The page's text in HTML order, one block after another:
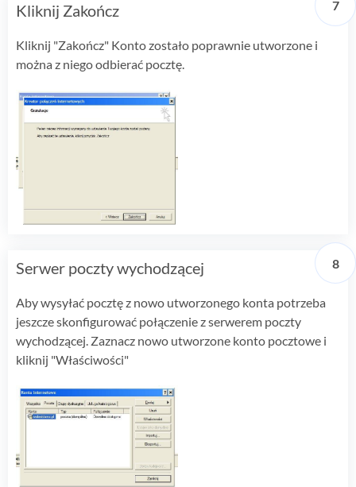
Kliknij Zakończ
Kliknij "Zakończ" Konto zostało poprawnie utworzone i
można z niego odbierać pocztę.
Serwer poczty wychodzącej
Aby wysyłać pocztę z nowo utworzonego konta potrzeba
jeszcze skonfigurować połączenie z serwerem poczty
wychodzącej. Zaznacz nowo utworzone konto pocztowe i
kliknij "Właściwości"